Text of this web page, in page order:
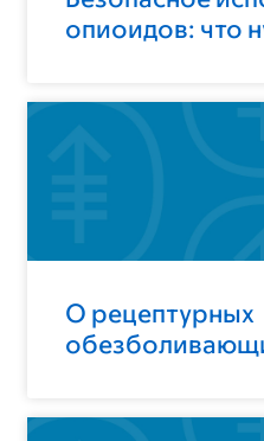
опиоидов: что
О рецептурных